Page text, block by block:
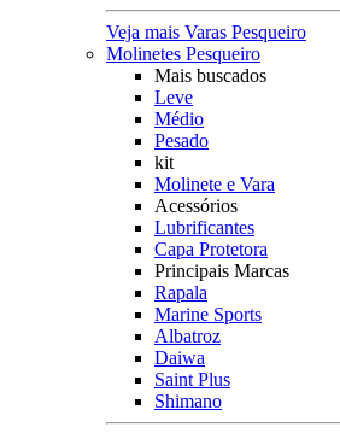
Veja mais Varas Pesqueiro
Molinetes Pesqueiro
Mais buscados
Leve
Médio
Pesado
kit
Molinete e Vara
Acessórios
Lubrificantes
Capa Protetora
Principais Marcas
Rapala
Marine Sports
Albatroz
Daiwa
Saint Plus
Shimano